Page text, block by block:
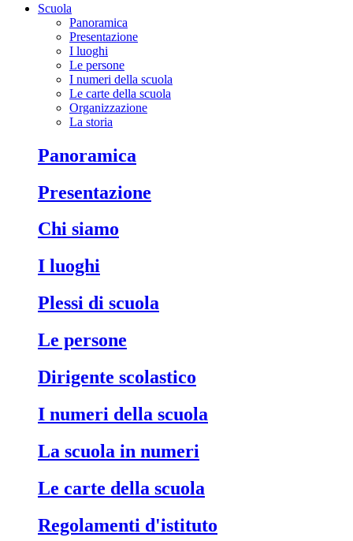
Scuola
Panoramica
Presentazione
I luoghi
Le persone
I numeri della scuola
Le carte della scuola
Organizzazione
La storia
Panoramica
Presentazione
Chi siamo
I luoghi
Plessi di scuola
Le persone
Dirigente scolastico
I numeri della scuola
La scuola in numeri
Le carte della scuola
Regolamenti d'istituto